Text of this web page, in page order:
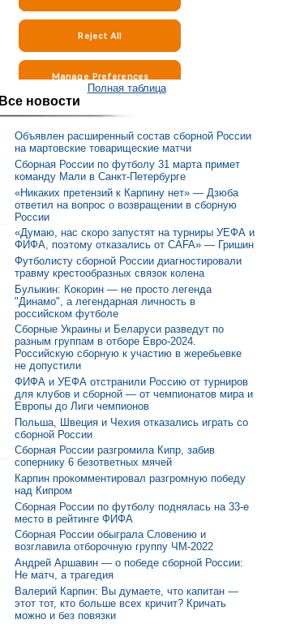
Полная таблица
Все новости
Объявлен расширенный состав сборной России
на мартовские товарищеские матчи
Сборная России по футболу 31 марта примет
команду Мали в Санкт-Петербурге
«Никаких претензий к Карпину нет» — Дзюба
ответил на вопрос о возвращении в сборную
России
«Думаю, нас скоро запустят на турниры УЕФА и
ФИФА, поэтому отказались от CAFA» — Гришин
Футболисту сборной России диагностировали
травму крестообразных связок колена
Булыкин: Кокорин — не просто легенда
"Динамо", а легендарная личность в
российском футболе
Сборные Украины и Беларуси разведут по
разным группам в отборе Евро-2024.
Российскую сборную к участию в жеребьевке
не допустили
ФИФА и УЕФА отстранили Россию от турниров
для клубов и сборной — от чемпионатов мира и
Европы до Лиги чемпионов
Польша, Швеция и Чехия отказались играть со
сборной России
Сборная России разгромила Кипр, забив
сопернику 6 безответных мячей
Карпин прокомментировал разгромную победу
над Кипром
Сборная России по футболу поднялась на 33-е
место в рейтинге ФИФА
Сборная России обыграла Словению и
возглавила отборочную группу ЧМ-2022
Андрей Аршавин — о победе сборной России:
Не матч, а трагедия
Валерий Карпин: Вы думаете, что капитан —
этот тот, кто больше всех кричит? Кричать
можно и без повязки